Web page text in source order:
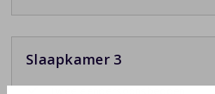
Slaapkamer 3